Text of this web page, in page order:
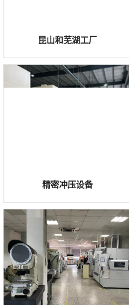
昆山和芜湖工厂
精密冲压设备